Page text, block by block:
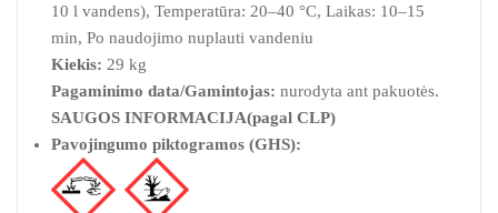
10 l vandens), Temperatūra: 20–40 °C, Laikas: 10–15
min, Po naudojimo nuplauti vandeniu
Kiekis: 29 kg
Pagaminimo data/Gamintojas: nurodyta ant pakuotės.
SAUGOS INFORMACIJA(pagal CLP)
Pavojingumo piktogramos (GHS):